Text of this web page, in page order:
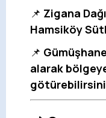
📌 Zigana
Hamsiköy
📌
alarak